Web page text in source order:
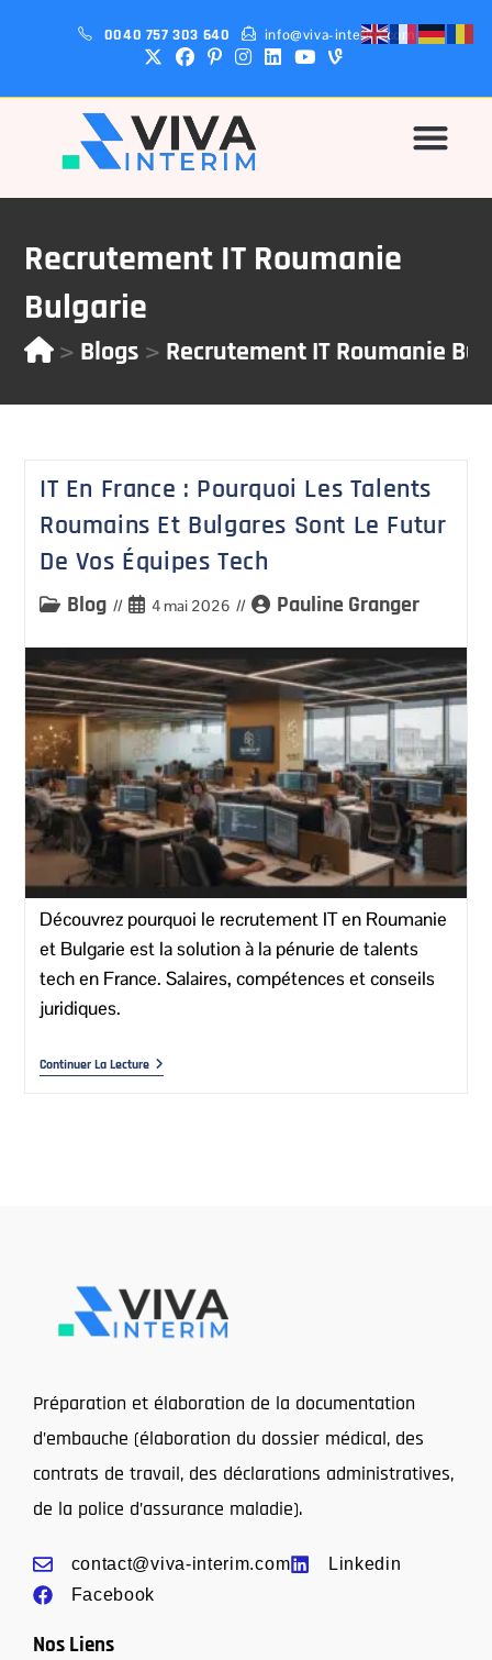
0040 757 303 640 info@viva-interim.com
Recrutement IT Roumanie
Bulgarie
> Blogs > Recrutement IT Roumanie
IT En France : Pourquoi Les Talents
Roumains Et Bulgares Sont Le Futur
De Vos Équipes Tech
Blog 4 mai 2026 Pauline Granger
Découvrez pourquoi le recrutement IT en Roumanie
et Bulgarie est la solution à la pénurie de talents
tech en France. Salaires, compétences et conseils
juridiques.
Continuer La Lecture
Préparation et élaboration de la documentation
d’embauche (élaboration du dossier médical, des
contrats de travail, des déclarations administratives,
de la police d’assurance maladie).
contact@viva-interim.com
Linkedin
Facebook
Nos Liens